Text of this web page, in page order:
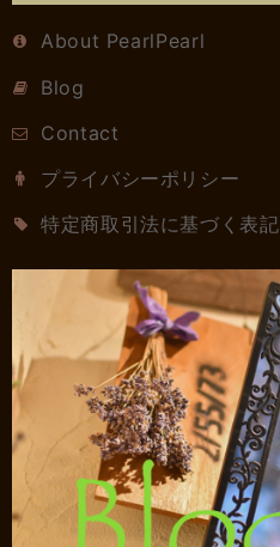
About PearlPearl
Blog
Contact
プライバシーポリシー
特定商取引法に基づく表記